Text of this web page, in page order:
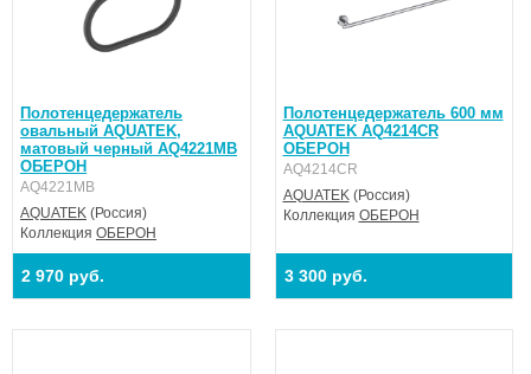
Полотенцедержатель
овальный AQUATEK,
матовый черный AQ4221MB
ОБЕРОН
AQ4221MB
AQUATEK (Россия)
Коллекция ОБЕРОН
2 970 руб.
Полотенцедержатель 600 мм
AQUATEK AQ4214CR
ОБЕРОН
AQ4214CR
AQUATEK(Россия)
Коллекция ОБЕРОН
3 300 руб.